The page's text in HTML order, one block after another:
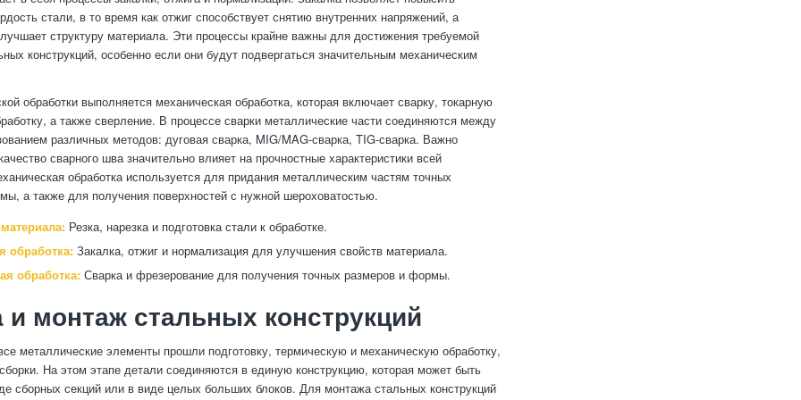
стали, в то время как отжиг способствует снятию внутренних напряжений, а
структуру материала. Эти процессы крайне важны для достижения требуемой
конструкций, особенно если они будут подвергаться значительным механическим
обработки выполняется механическая обработка, которая включает сварку, токарную
а также сверление. В процессе сварки металлические части соединяются между
различных методов: дуговая сварка, MIG/MAG-сварка, TIG-сварка. Важно
сварного шва значительно влияет на прочностные характеристики всей
обработка используется для придания металлическим частям точных
а также для получения поверхностей с нужной шероховатостью.
Резка, нарезка и подготовка стали к обработке.
обработка: Закалка, отжиг и нормализация для улучшения свойств материала.
обработка: Сварка и фрезерование для получения точных размеров и формы.
и монтаж стальных конструкций
металлические элементы прошли подготовку, термическую и механическую обработку,
На этом этапе детали соединяются в единую конструкцию, которая может быть
сборных секций или в виде целых больших блоков. Для монтажа стальных конструкций